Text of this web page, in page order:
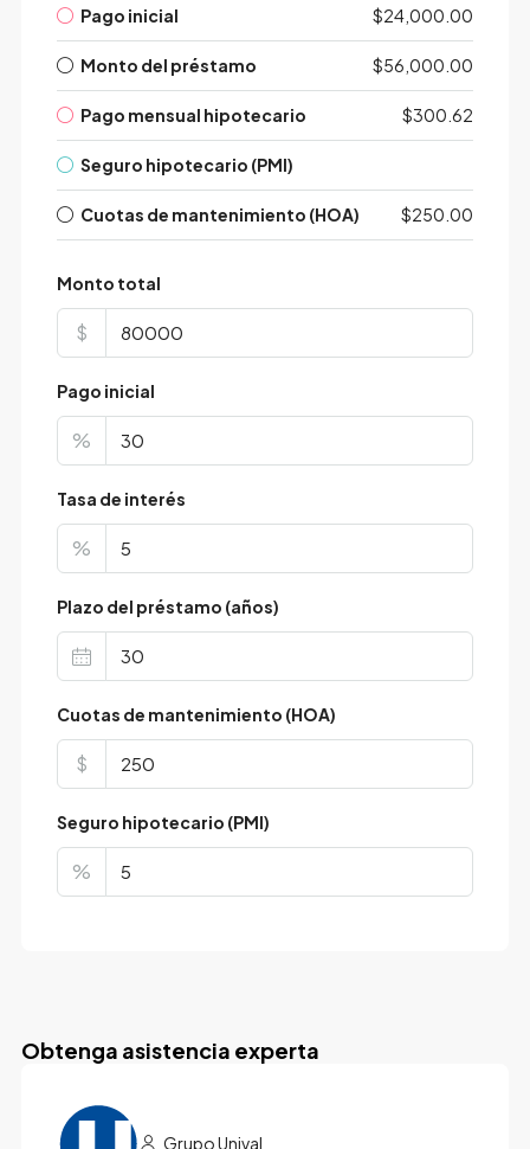
Pago inicial $24,000.00
Monto del préstamo $56,000.00
Pago mensual hipotecario $300.62
Seguro hipotecario (PMI)
Cuotas de mantenimiento (HOA) $250.00
Monto total
$
Pago inicial
%
Tasa de interés
%
Plazo del préstamo (años)
Cuotas de mantenimiento (HOA)
$
Seguro hipotecario (PMI)
%
Obtenga asistencia experta
Grupo Unival